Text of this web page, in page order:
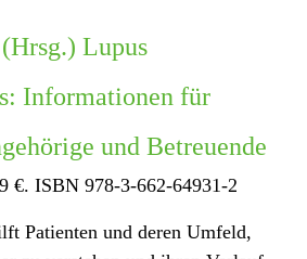
Lupus
Informationen für
und Betreuende
€. ISBN 978-3-662-64931-2
Patienten und deren Umfeld,